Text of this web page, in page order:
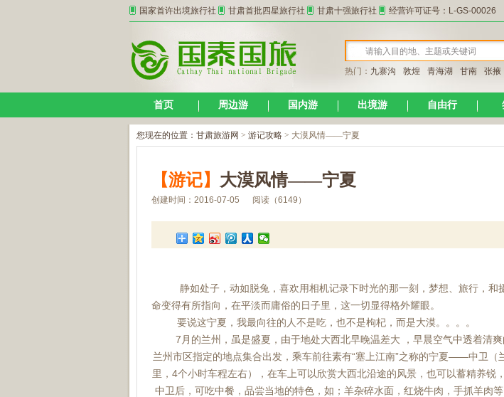
国家首许出境旅行社 甘肃首批四星旅行社 甘肃十强旅行社 经营许可证号：L-GS-00026
热门： 九寨沟 敦煌 青海湖 甘南 张掖
首页 周边游 国内游 出境游 自由行
您现在的位置： 甘肃旅游网 > 游记攻略 > 大漠风情——宁夏
【游记】 大漠风情——宁夏
创建时间：2016-07-05 阅读（6149）
静如处子，动如脱兔，喜欢用相机记录下时光的那一刻，梦想、旅行，和
命变得有所指向，在平淡而庸俗的日子里，这一切显得格外耀眼。
要说这宁夏，我最向往的人不是吃，也不是枸杞，而是大漠。。。。
7月的兰州，虽是盛夏，由于地处大西北早晚温差大 ，早晨空气中透着清爽
兰州市区指定的地点集合出发，乘车前往素有“塞上江南”之称的宁夏——中卫（
里，4个小时车程左右），在车上可以欣赏大西北沿途的风景，也可以蓄精养锐
中卫后，可吃中餐，品尝当地的特色，如；羊杂碎水面，红烧牛肉，手抓羊肉